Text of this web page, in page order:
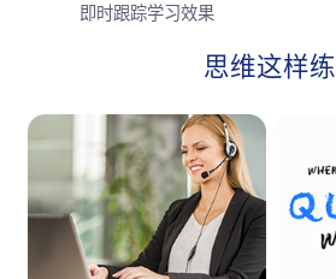
即时跟踪学习效果
思维这样练